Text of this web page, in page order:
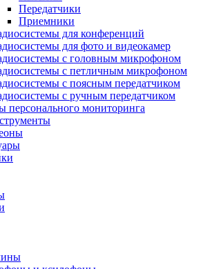
Передатчики
Приемники
для конференций
для фото и видеокамер
с головным микрофоном
с петличным микрофоном
с поясным передатчиком
с ручным передатчиком
персонального мониторинга